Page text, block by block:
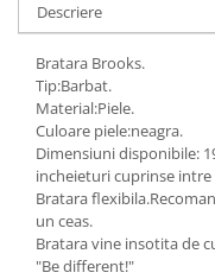
Descriere
Bratara Brooks.
Tip:Barbat.
Material:Piele.
Culoare piele:neagra.
Dimensiuni disponibile:
incheieturi cuprinse
Bratara
un ceas.
Bratara vine insotita de
"Be different!"